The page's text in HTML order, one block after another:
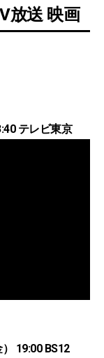
放送 映画
テレビ東京
19:00 BS12